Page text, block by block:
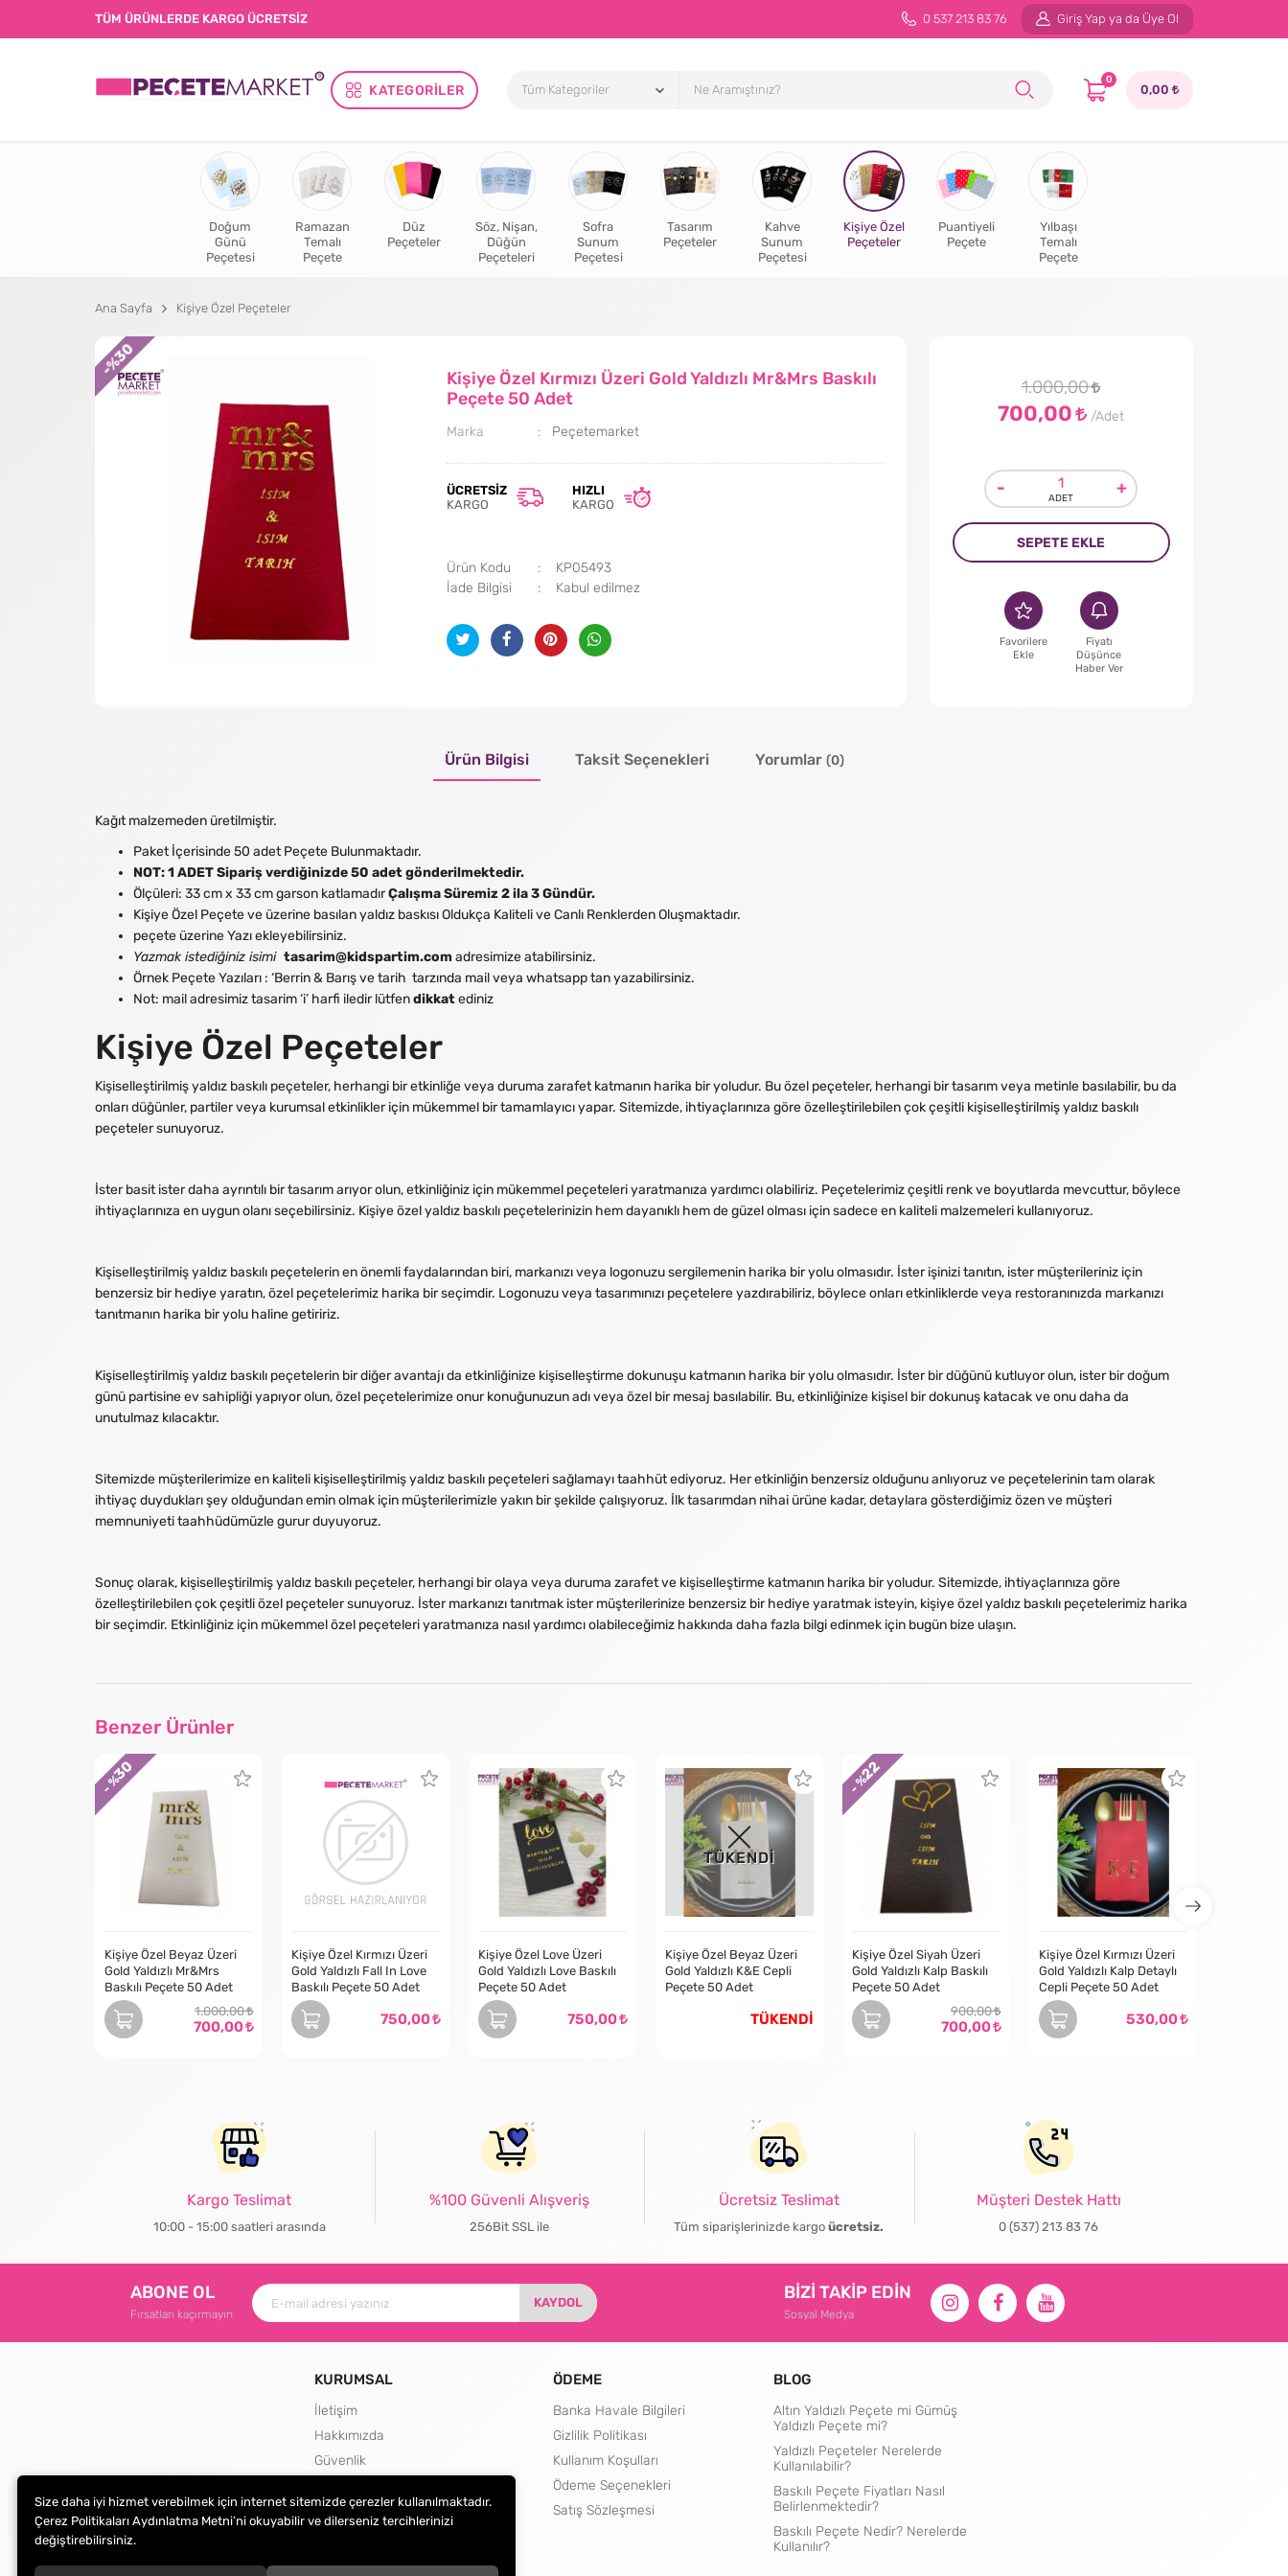
TÜM ÜRÜNLERDE KARGO ÜCRETSİZ 0 537 213 83 76 Giriş Yap ya da Üye Ol
KATEGORILER
0
0,00
Doğum
Günü
Peçetesi
Ramazan
Temalı
Peçete
Düz
Peçeteler
Söz, Nişan,
Düğün
Peçeteleri
Sofra
Sunum
Peçetesi
Tasarım
Peçeteler
Kahve
Sunum
Peçetesi
Kişiye Özel
Peçeteler
Puantiyeli
Peçete
Yılbaşı
Temalı
Peçete
Ana Sayfa Kişiye Özel Peçeteler
Kişiye Özel Kırmızı Üzeri Gold Yaldızlı Mr&Mrs Baskılı
Peçete 50 Adet
Marka Peçetemarket
ÜCRETSIZ
KARGO
HIZLI
KARGO
Ürün Kodu
KP05493
İade Bilgisi
1.000,00
-
%30
700,00
- +
SEPETE EKLE
Favorilere
Ekle
Fiyatı
Düşünce
Haber Ver
Ürün Bilgisi Taksit Seçenekleri Yorumlar (0)
Kağıt malzemeden üretilmiştir.
Paket İçerisinde 50 adet Peçete Bulunmaktadır.
NOT: 1 ADET Sipariş verdiğinizde 50 adet gönderilmektedir.
Ölçüleri: 33 cm x 33 cm garson katlamadırÇalışma Süremiz 2 ila 3 Gündür.
Kişiye Özel Peçete ve üzerine basılan yaldız baskısı Oldukça Kaliteli ve Canlı Renklerden Oluşmaktadır.
peçete üzerine Yazı ekleyebilirsiniz.
Yazmak istediğiniz isimi tasarim@kidspartim.com adresimize atabilirsiniz.
Örnek Peçete Yazıları : ‘Berrin & Barış ve tarih tarzında mail veya whatsapp tan yazabilirsiniz.
Not: mail adresimiz tasarim ‘i’ harfi iledir lütfendikkatediniz
Kişiye Özel Peçeteler
Kişiselleştirilmiş yaldız baskılı peçeteler, herhangi bir etkinliğe veya duruma zarafet katmanın harika bir yoludur. Bu özel peçeteler, herhangi bir tasarım veya metinle basılabilir, bu da
onları düğünler, partiler veya kurumsal etkinlikler için mükemmel bir tamamlayıcı yapar. Sitemizde, ihtiyaçlarınıza göre özelleştirilebilen çok çeşitli kişiselleştirilmiş yaldız baskılı
peçeteler sunuyoruz.
İster basit ister daha ayrıntılı bir tasarım arıyor olun, etkinliğiniz için mükemmel peçeteleri yaratmanıza yardımcı olabiliriz. Peçetelerimiz çeşitli renk ve boyutlarda mevcuttur, böylece
ihtiyaçlarınıza en uygun olanı seçebilirsiniz. Kişiye özel yaldız baskılı peçetelerinizin hem dayanıklı hem de güzel olması için sadece en kaliteli malzemeleri kullanıyoruz.
Kişiselleştirilmiş yaldız baskılı peçetelerin en önemli faydalarından biri, markanızı veya logonuzu sergilemenin harika bir yolu olmasıdır. İster işinizi tanıtın, ister müşterileriniz için
benzersiz bir hediye yaratın, özel peçetelerimiz harika bir seçimdir. Logonuzu veya tasarımınızı peçetelere yazdırabiliriz, böylece onları etkinliklerde veya restoranınızda markanızı
tanıtmanın harika bir yolu haline getiririz.
Kişiselleştirilmiş yaldız baskılı peçetelerin bir diğer avantajı da etkinliğinize kişiselleştirme dokunuşu katmanın harika bir yolu olmasıdır. İster bir düğünü kutluyor olun, ister bir doğum
günü partisine ev sahipliği yapıyor olun, özel peçetelerimize onur konuğunuzun adı veya özel bir mesaj basılabilir. Bu, etkinliğinize kişisel bir dokunuş katacak ve onu daha da
unutulmaz kılacaktır.
Sitemizde müşterilerimize en kaliteli kişiselleştirilmiş yaldız baskılı peçeteleri sağlamayı taahhüt ediyoruz. Her etkinliğin benzersiz olduğunu anlıyoruz ve peçetelerinin tam olarak
ihtiyaç duydukları şey olduğundan emin olmak için müşterilerimizle yakın bir şekilde çalışıyoruz. İlk tasarımdan nihai ürüne kadar, detaylara gösterdiğimiz özen ve müşteri
memnuniyeti taahhüdümüzle gurur duyuyoruz.
Sonuç olarak, kişiselleştirilmiş yaldız baskılı peçeteler, herhangi bir olaya veya duruma zarafet ve kişiselleştirme katmanın harika bir yoludur. Sitemizde, ihtiyaçlarınıza göre
özelleştirilebilen çok çeşitli özel peçeteler sunuyoruz. İster markanızı tanıtmak ister müşterilerinize benzersiz bir hediye yaratmak isteyin, kişiye özel yaldız baskılı peçetelerimiz harika
bir seçimdir. Etkinliğiniz için mükemmel özel peçeteleri yaratmanıza nasıl yardımcı olabileceğimiz hakkında daha fazla bilgi edinmek için bugün bize ulaşın.
Benzer Ürünler
Kişiye Özel Beyaz Üzeri
Gold Yaldızlı Mr&Mrs
Baskılı Peçete 50 Adet
1.000,00
700,00
- %
30
Kişiye Özel Kırmızı Üzeri
Gold Yaldızlı Fall In Love
Baskılı Peçete 50 Adet
750,00
Kişiye Özel Love Üzeri
Gold Yaldızlı Love Baskılı
Peçete 50 Adet
750,00
TÜKENDİ
Kişiye Özel Beyaz Üzeri
Gold Yaldızlı K&E Cepli
Peçete 50 Adet
TÜKENDİ
Kişiye Özel Siyah Üzeri
Gold Yaldızlı Kalp Baskılı
Peçete 50 Adet
900,00
700,00
- %
22
Kişiye Özel Kırmızı Üzeri
Gold Yaldızlı Kalp Detaylı
Cepli Peçete 50 Adet
530,00
Kargo Teslimat
10:00 - 15:00 saatleri arasında
%100 Güvenli Alışveriş
256Bit SSL ile
Ücretsiz Teslimat
Tüm siparişlerinizde kargoücretsiz.
Müşteri Destek Hattı
0 (537) 213 83 76
ABONE OL
Fırsatları kaçırmayın
KAYDOL
BİZİ TAKİP EDİN
Sosyal Medya
KURUMSAL
İletişim
Hakkımızda
Güvenlik
Kargo Seçenekleri
ÖDEME
Banka Havale Bilgileri
Gizlilik Politikası
Kullanım Koşulları
Ödeme Seçenekleri
Satış Sözleşmesi
BLOG
Altın Yaldızlı Peçete mi Gümüş
Yaldızlı Peçete mi?
Yaldızlı Peçeteler Nerelerde
Kullanılabilir?
Baskılı Peçete Fiyatları Nasıl
Belirlenmektedir?
Baskılı Peçete Nedir? Nerelerde
Kullanılır?
Size daha iyi hizmet verebilmek için internet sitemizde çerezler kullanılmaktadır.
Çerez Politikaları Aydınlatma Metni’ni okuyabilir ve dilerseniz tercihlerinizi
değiştirebilirsiniz.